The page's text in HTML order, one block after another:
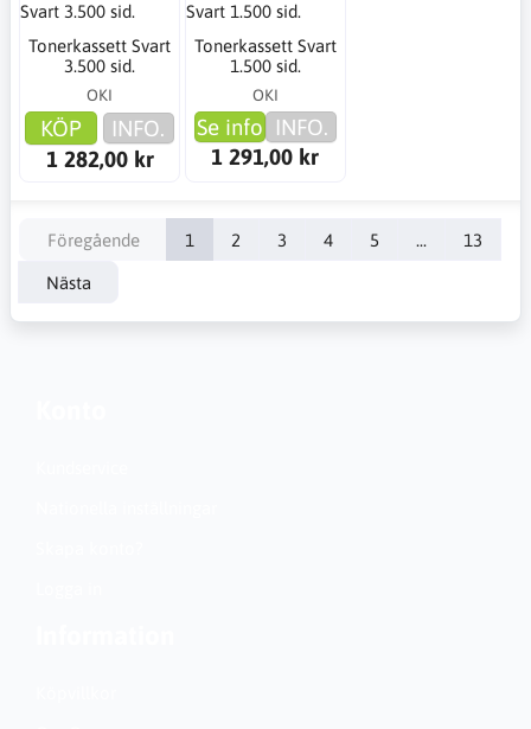
Tonerkassett Svart
3.500 sid.
OKI
KÖP
INFO.
1 282,00 kr
Tonerkassett Svart
1.500 sid.
OKI
Se info INFO.
1 291,00 kr
Föregående 1 2 3 4 5 ... 13
Nästa